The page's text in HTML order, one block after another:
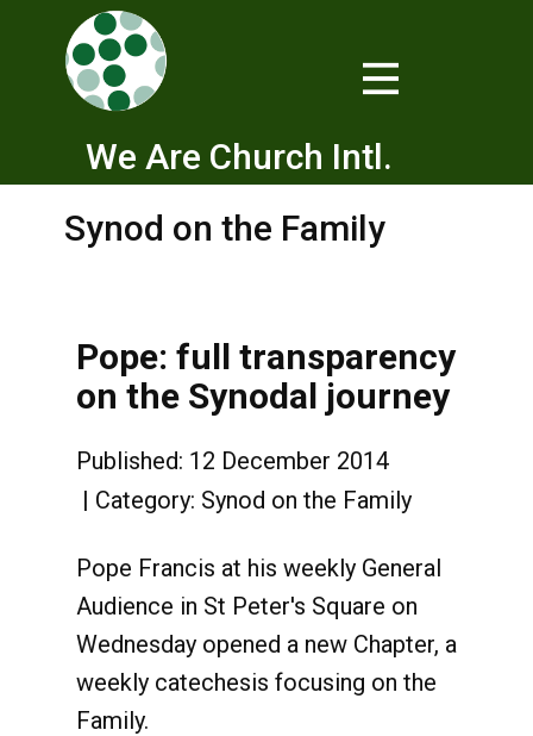
We Are Church Intl.
Synod on the Family
Pope: full transparency
on the Synodal journey
Published: 12 December 2014
Category: Synod on the Family
Pope Francis at his weekly General
Audience in St Peter's Square on
Wednesday opened a new Chapter, a
weekly catechesis focusing on the
Family.